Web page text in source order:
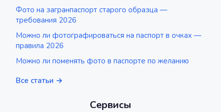
Фото на загранпаспорт старого образца —
требования 2026
Можно ли фотографироваться на паспорт в очках —
правила 2026
Можно ли поменять фото в паспорте по желанию
Все статьи →
Сервисы